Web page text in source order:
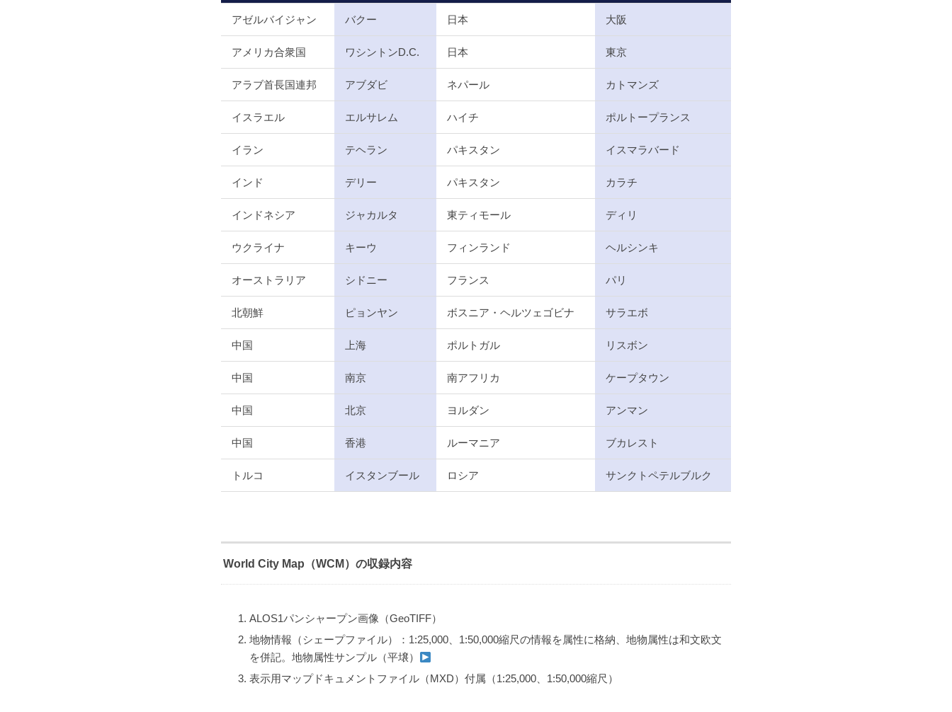
アゼルバイジャン バクー 日本 大阪
アメリカ合衆国 ワシントンD.C. 日本 東京
アラブ首長国連邦 アブダビ ネパール カトマンズ
イスラエル エルサレム ハイチ ポルトープランス
イラン テヘラン パキスタン イスマラバード
インド デリー パキスタン カラチ
インドネシア ジャカルタ 東ティモール ディリ
ウクライナ キーウ フィンランド ヘルシンキ
オーストラリア シドニー フランス パリ
北朝鮮 ピョンヤン ボスニア・ヘルツェゴビナ サラエボ
中国 上海 ポルトガル リスボン
中国 南京 南アフリカ ケープタウン
中国 北京 ヨルダン アンマン
中国 香港 ルーマニア ブカレスト
トルコ イスタンブール ロシア サンクトペテルブルク
World City Map（WCM）の収録内容
ALOS1パンシャープン画像（GeoTIFF）
地物情報（シェープファイル）：1:25,000、1:50,000縮尺の情報を属性に格納、地物属性は和文欧文
を併記。地物属性サンプル（平壌）
表示用マップドキュメントファイル（MXD）付属（1:25,000、1:50,000縮尺）